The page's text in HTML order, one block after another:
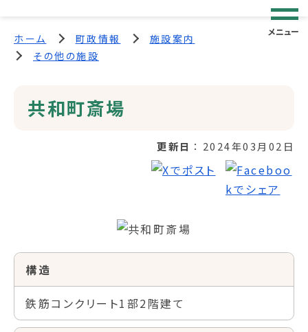
メニュー
ホーム 町政情報
施設案内
その他の施設
共和町斎場
更新日 2024年03月02日
構造
鉄筋コンクリート1部2階建て